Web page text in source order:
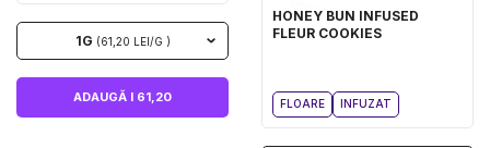
1G (61,20 LEI/G )
ADAUGĂ I 61,20
HONEY BUN INFUSED
FLEUR COOKIES
FLOARE INFUZAT